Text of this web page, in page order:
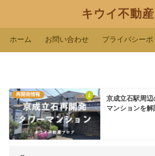
キウイ不動
ホーム お問い合わせ プライバシーポ
再開発情報
京成立石駅周
マンションを解